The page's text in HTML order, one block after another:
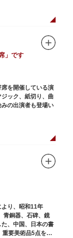
」です
を開催している演
ック、紙切り、曲
の出演者も登場い
り、昭和11年
青銅器、石碑、鏡
、中国、日本の書
要美術品5点を含